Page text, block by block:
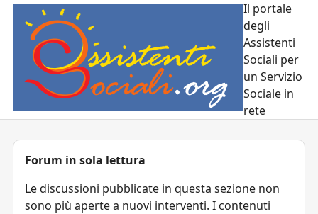
Il portale
degli
Assistenti
Sociali per
un Servizio
Sociale in
rete
Forum in sola lettura
Le discussioni pubblicate in questa sezione non
sono più aperte a nuovi interventi. I contenuti